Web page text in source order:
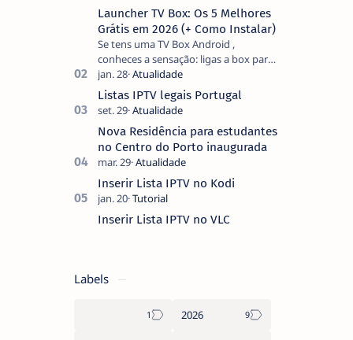
Launcher TV Box: Os 5 Melhores
Grátis em 2026 (+ Como Instalar)
Se tens uma TV Box Android ,
conheces a sensação: ligas a box para
ver um filme e o ecrã inicial está
coberto de sugestões que não
pediste, ban…
Listas IPTV legais Portugal
Nova Residência para estudantes
no Centro do Porto inaugurada
Inserir Lista IPTV no Kodi
Inserir Lista IPTV no VLC
Labels
2026